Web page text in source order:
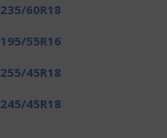
235/60R18
195/55R16
255/45R18
245/45R18